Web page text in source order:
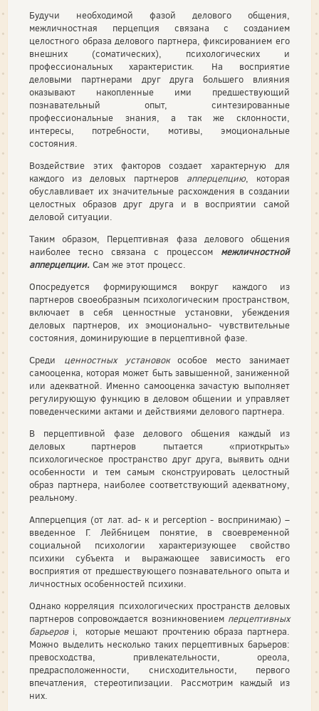
Будучи необходимой фазой делового общения,
межличностная перцепция связана с созданием
целостного образа делового партнера, фиксированием его
внешних (соматических), психологических и
профессиональных характеристик. На восприятие
деловыми партнерами друг друга большего влияния
оказывают накопленные ими предшествующий
познавательный опыт, синтезированные
профессиональные знания, а так же склонности,
интересы, потребности, мотивы, эмоциональные
состояния.
Воздействие этих факторов создает характерную для
каждого из деловых партнеров апперцепцию, которая
обуславливает их значительные расхождения в создании
целостных образов друг друга и в восприятии самой
деловой ситуации.
Таким образом, Перцептивная фаза делового общения
наиболее тесно связана с процессом межличностной
апперцепции. Сам же этот процесс.
Опосредуется формирующимся вокруг каждого из
партнеров своеобразным психологическим пространством,
включает в себя ценностные установки, убеждения
деловых партнеров, их эмоционально- чувствительные
состояния, доминирующие в перцептивной фазе.
Среди ценностных установокособое место занимает
самооценка, которая может быть завышенной, заниженной
или адекватной. Именно самооценка зачастую выполняет
регулирующую функцию в деловом общении и управляет
поведенческими актами и действиями делового партнера.
В перцептивной фазе делового общения каждый из
деловых партнеров пытается «приоткрыть»
психологическое пространство друг друга, выявить одни
особенности и тем самым сконструировать целостный
образ партнера, наиболее соответствующий адекватному,
реальному.
Апперцепция (от лат. аd- к и perception - воспринимаю) –
введенное Г. Лейбницем понятие, в своевременной
социальной психологии характеризующее свойство
психики субъекта и выражающее зависимость его
восприятия от предшествующего познавательного опыта и
личностных особенностей психики.
Однако корреляция психологических пространств деловых
партнеров сопровождается возникновением перцептивных
барьеров і, которые мешают прочтению образа партнера.
Можно выделить несколько таких перцептивных барьеров:
превосходства, привлекательности, ореола,
предрасположенности, снисходительности, первого
впечатления, стереотипизации. Рассмотрим каждый из
них.